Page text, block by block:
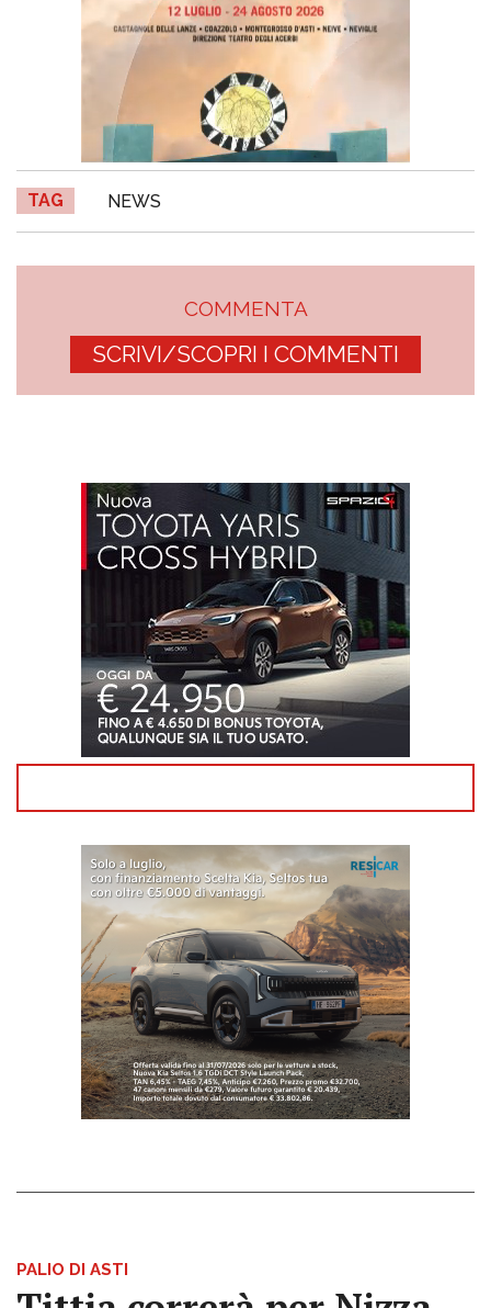
TAG NEWS
COMMENTA
SCRIVI/SCOPRI I COMMENTI
PALIO DI ASTI